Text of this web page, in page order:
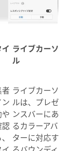
ライブカーソ
ル
ライブカーソ
ルは、プレゼ
ンスバーにあ
るカラーアバ
ターに対応す